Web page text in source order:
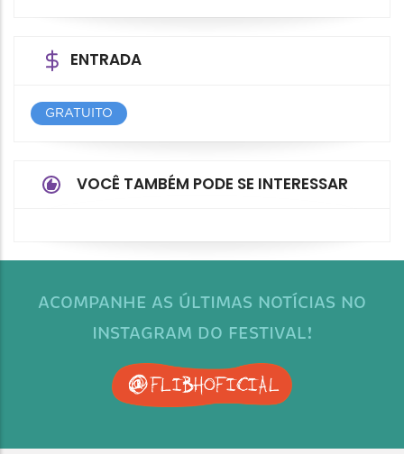
ENTRADA
GRATUITO
VOCÊ TAMBÉM PODE SE INTERESSAR
ACOMPANHE AS ÚLTIMAS NOTÍCIAS NO
INSTAGRAM DO FESTIVAL!